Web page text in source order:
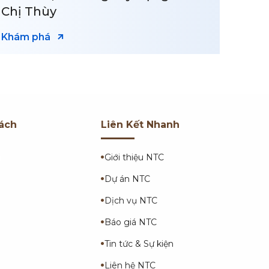
Giáo, Bình Dương
Khám phá
Liên Kết Nhanh
Giới thiệu NTC
Dự án NTC
Dịch vụ NTC
Báo giá NTC
Tin tức & Sự kiện
Liên hệ NTC